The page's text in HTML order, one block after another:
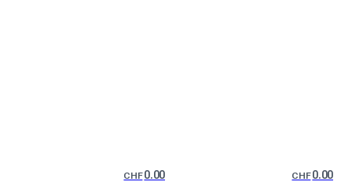
CHF0.00 CHF0.00